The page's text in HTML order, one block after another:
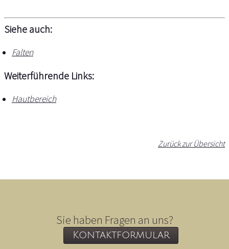
Siehe auch:
Falten
Weiterführende Links:
Hautbereich
Zurück zur Übersicht
Sie haben Fragen an uns?
Kontaktformular